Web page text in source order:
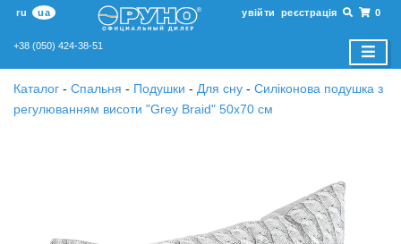
ru ua увійти реєстрація 0
+38 (050) 424-38-51
Каталог - Спальня - Подушки - Для сну - Силіконова подушка з
регулюванням висоти "Grey Braid" 50х70 см